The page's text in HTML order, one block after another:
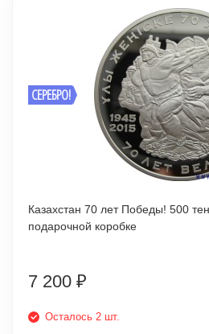
СЕРЕБРО!
Казахстан 70 лет Победы! 500 тенге 2015
подарочной коробке
7 200 ₽
Осталось 2 шт.